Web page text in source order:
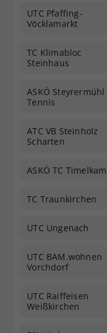
UTC Pfaffing-
Vöcklamarkt
TC Klimabloc
Steinhaus
ASKÖ Steyrermühl
Tennis
ATC VB Steinholz
Scharten
ASKÖ TC Timelkam
TC Traunkirchen
UTC Ungenach
UTC BAM.wohnen
Vorchdorf
UTC Raiffeisen
Weißkirchen